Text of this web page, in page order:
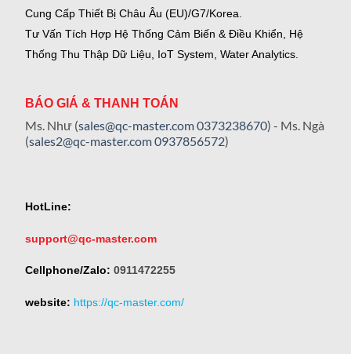
Cung Cấp Thiết Bị Châu Âu (EU)/G7/Korea.
Tư Vấn Tích Hợp Hệ Thống Cảm Biến & Điều Khiển, Hệ
Thống Thu Thập Dữ Liệu, IoT System, Water Analytics.
BÁO GIÁ & THANH TOÁN
Ms. Như (sales@qc-master.com0373238670) - Ms. Ngà
(sales2@qc-master.com0937856572)
HotLine:
support@qc-master.com
Cellphone/Zalo: 0911472255
website: https://qc-master.com/